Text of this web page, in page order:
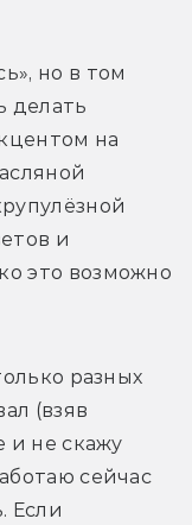
но в том
делать
на
и
это возможно
разных
(взяв
и не скажу
сейчас
Если